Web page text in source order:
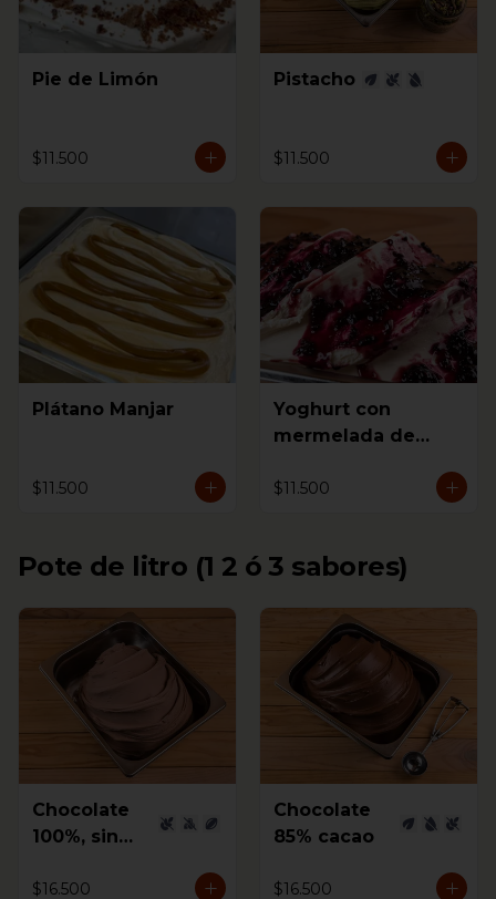
Pie de Limón
$11.500
Pistacho
$11.500
Plátano Manjar
$11.500
Yoghurt con
mermelada de
$11.500
Pote de litro (1 2 ó 3 sabores)
Chocolate
100%, sin
$16.500
Chocolate
85% cacao
$16.500